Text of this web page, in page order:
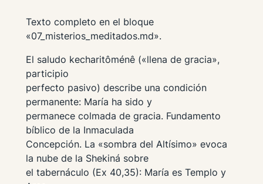
Texto completo en el bloque
«07_misterios_meditados.md».
El saludo kecharitôménê(«llena de gracia»,
participio
perfecto pasivo) describe una condición
permanente: María ha sido y
permanece colmada de gracia. Fundamento
bíblico de la Inmaculada
Concepción. La «sombra del Altísimo» evoca
la nube de la Shekiná sobre
el tabernáculo (Ex 40,35): María es Templo y